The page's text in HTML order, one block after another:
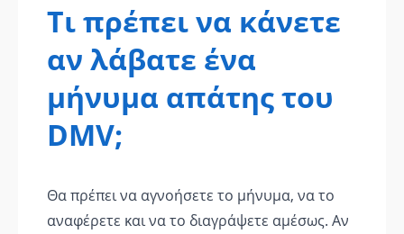
Τι πρέπει να κάνετε
αν λάβατε ένα
μήνυμα απάτης του
DMV;
Θα πρέπει να αγνοήσετε το μήνυμα, να το
αναφέρετε και να το διαγράψετε αμέσως. Αν